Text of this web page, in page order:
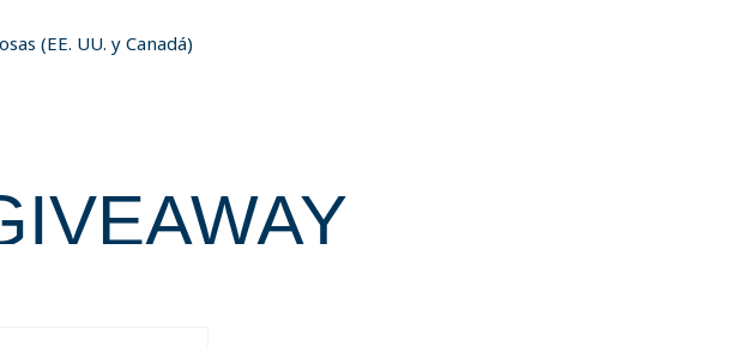
(EE. UU. y Canadá)